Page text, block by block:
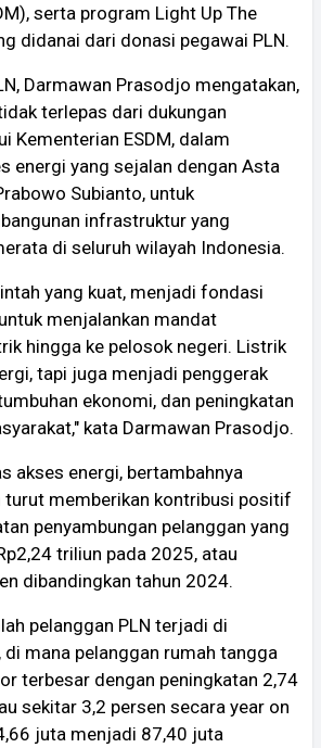
serta program Light Up The
didanai dari donasi pegawai PLN.
Darmawan Prasodjo mengatakan,
terlepas dari dukungan
Kementerian ESDM, dalam
energi yang sejalan dengan Asta
Subianto, untuk
infrastruktur yang
di seluruh wilayah Indonesia.
yang kuat, menjadi fondasi
menjalankan mandat
hingga ke pelosok negeri. Listrik
tapi juga menjadi penggerak
ekonomi, dan peningkatan
kata Darmawan Prasodjo.
akses energi, bertambahnya
turut memberikan kontribusi positif
penyambungan pelanggan yang
triliun pada 2025, atau
dibandingkan tahun 2024.
pelanggan PLN terjadi di
di mana pelanggan rumah tangga
terbesar dengan peningkatan 2,74
sekitar 3,2 persen secara year on
juta menjadi 87,40 juta